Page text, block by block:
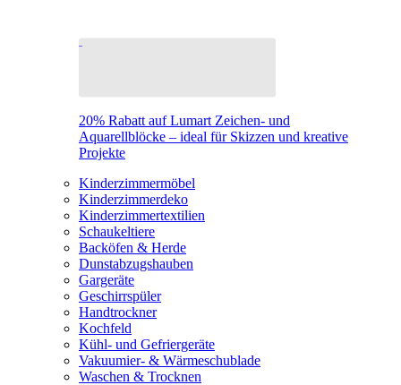
20% Rabatt auf Lumart Zeichen- und
Aquarellblöcke – ideal für Skizzen und kreative
Projekte
Kinderzimmermöbel
Kinderzimmerdeko
Kinderzimmertextilien
Schaukeltiere
Backöfen & Herde
Dunstabzugshauben
Gargeräte
Geschirrspüler
Handtrockner
Kochfeld
Kühl- und Gefriergeräte
Vakuumier- & Wärmeschublade
Waschen & Trocknen